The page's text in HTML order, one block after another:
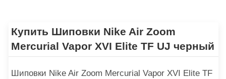
Купить Шиповки Nike Air Zoom
Mercurial Vapor XVI Elite TF UJ черный
Шиповки Nike Air Zoom Mercurial Vapor XVI Elite TF